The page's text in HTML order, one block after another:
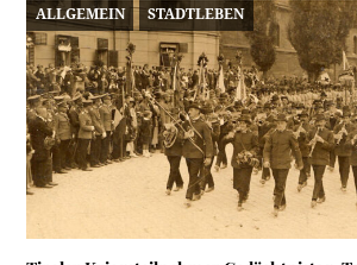
ALLGEMEIN STADTLEBEN